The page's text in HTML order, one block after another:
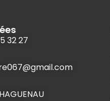
32 27